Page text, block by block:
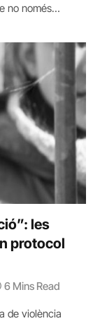
no només…
les
protocol
6 Mins Read
de violència